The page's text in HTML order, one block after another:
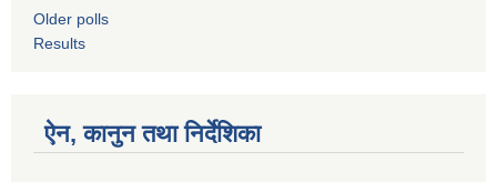
Older polls
Results
ऐन, कानुन तथा निर्देशिका